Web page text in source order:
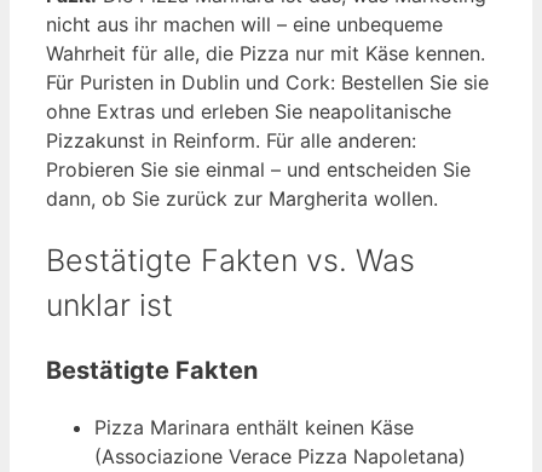
nicht aus ihr machen will – eine unbequeme
Wahrheit für alle, die Pizza nur mit Käse kennen.
Für Puristen in Dublin und Cork: Bestellen Sie sie
ohne Extras und erleben Sie neapolitanische
Pizzakunst in Reinform. Für alle anderen:
Probieren Sie sie einmal – und entscheiden Sie
dann, ob Sie zurück zur Margherita wollen.
Bestätigte Fakten vs. Was
unklar ist
Bestätigte Fakten
Pizza Marinara enthält keinen Käse
(Associazione Verace Pizza Napoletana)